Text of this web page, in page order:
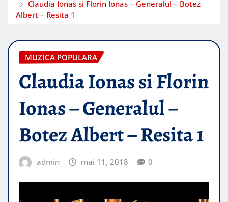
Claudia Ionas si Florin Ionas – Generalul – Botez
Albert – Resita 1
MUZICA POPULARA
Claudia Ionas si Florin
Ionas – Generalul –
Botez Albert – Resita 1
admin mai 11, 2018 0